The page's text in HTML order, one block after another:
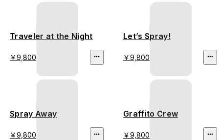
Traveler at the Night
￥9,800
Let’s Spray!
￥9,800
Spray Away
￥9,800
Graffito Crew
￥9,800